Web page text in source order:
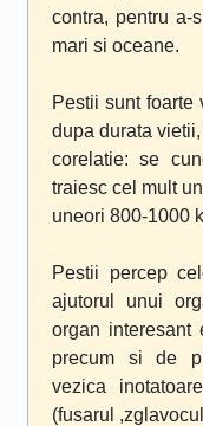
contra, pentru a-
mari si oceane.
Pestii sunt foarte
dupa durata
corelatie: se
traiesc cel mult
uneori 800-1000
Pestii percep
ajutorul unui
organ interesant
precum si de
vezica
(fusarul